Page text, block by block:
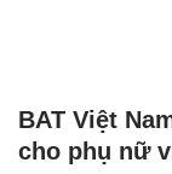
BAT Việt
cho phụ nữ